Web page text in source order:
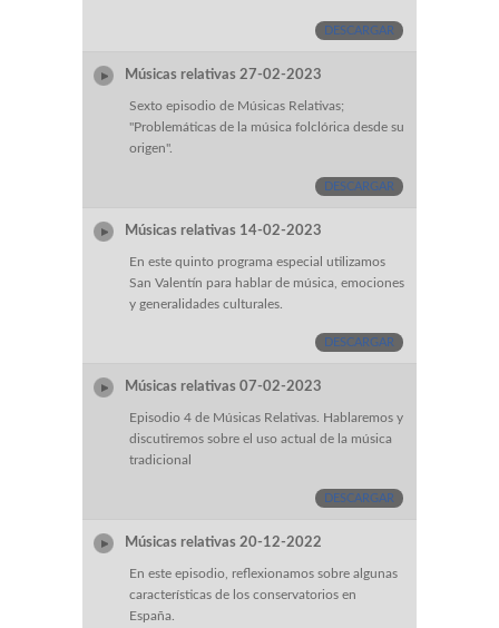
DESCARGAR
Músicas relativas 27-02-2023
Sexto episodio de Músicas Relativas;
"Problemáticas de la música folclórica desde su
origen".
DESCARGAR
Músicas relativas 14-02-2023
En este quinto programa especial utilizamos
San Valentín para hablar de música, emociones
y generalidades culturales.
DESCARGAR
Músicas relativas 07-02-2023
Episodio 4 de Músicas Relativas. Hablaremos y
discutiremos sobre el uso actual de la música
tradicional
DESCARGAR
Músicas relativas 20-12-2022
En este episodio, reflexionamos sobre algunas
características de los conservatorios en
España.